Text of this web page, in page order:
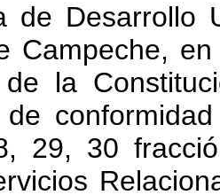
de Desarrollo
Campeche,
la
de
29, 30